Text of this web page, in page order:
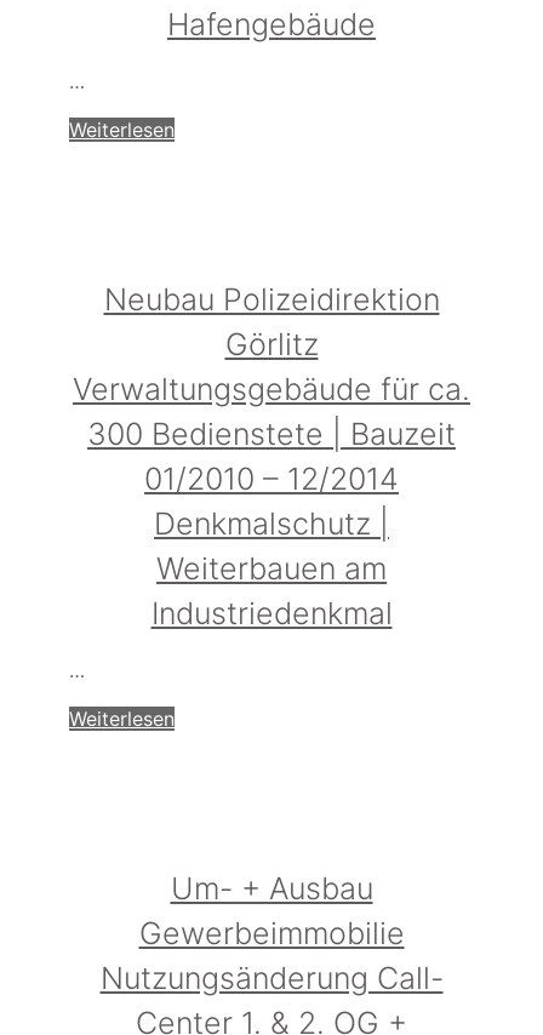
Hafengebäude
…
Weiterlesen
Neubau Polizeidirektion
Görlitz
Verwaltungsgebäude für ca.
300 Bedienstete | Bauzeit
01/2010 – 12/2014
Denkmalschutz |
Weiterbauen am
Industriedenkmal
…
Weiterlesen
Um- + Ausbau
Gewerbeimmobilie
Nutzungsänderung Call-
Center 1. & 2. OG +